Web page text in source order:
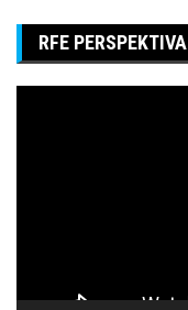
RFE PERSPEKTIVA